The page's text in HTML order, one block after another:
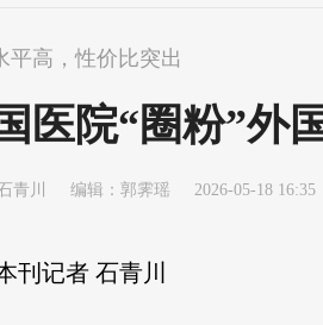
平高，性价比突出
医院“圈粉”外
青川 编辑：郭霁瑶 2026-05-18 16:35
刊记者 石青川